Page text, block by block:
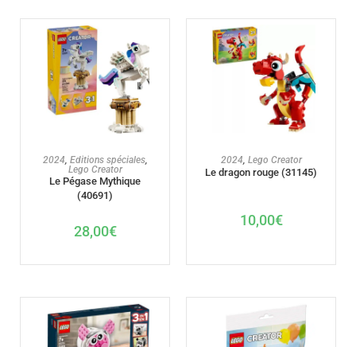
AJOUTER AU PANIER
2024 Editions spéciales,
Lego Creator
Le Pégase Mythique
(40691)
28,00€
2024 Lego Creator
Le dragon rouge (31145)
10,00€